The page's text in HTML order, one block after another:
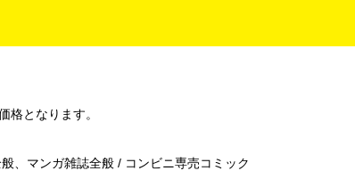
格となります。
、マンガ雑誌全般 / コンビニ専売コミック